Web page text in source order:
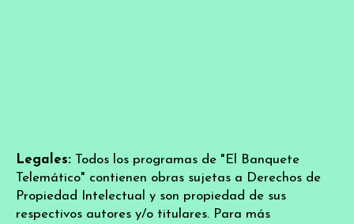
Legales: Todos los programas de "El Banquete
Telemático" contienen obras sujetas a Derechos de
Propiedad Intelectual y son propiedad de sus
respectivos autores y/o titulares. Para más